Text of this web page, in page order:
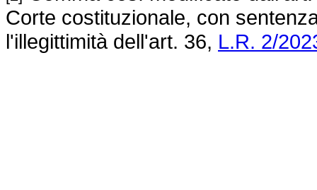
Corte costituzionale, con
l'illegittimità dell'art. 36, L.R. 2/